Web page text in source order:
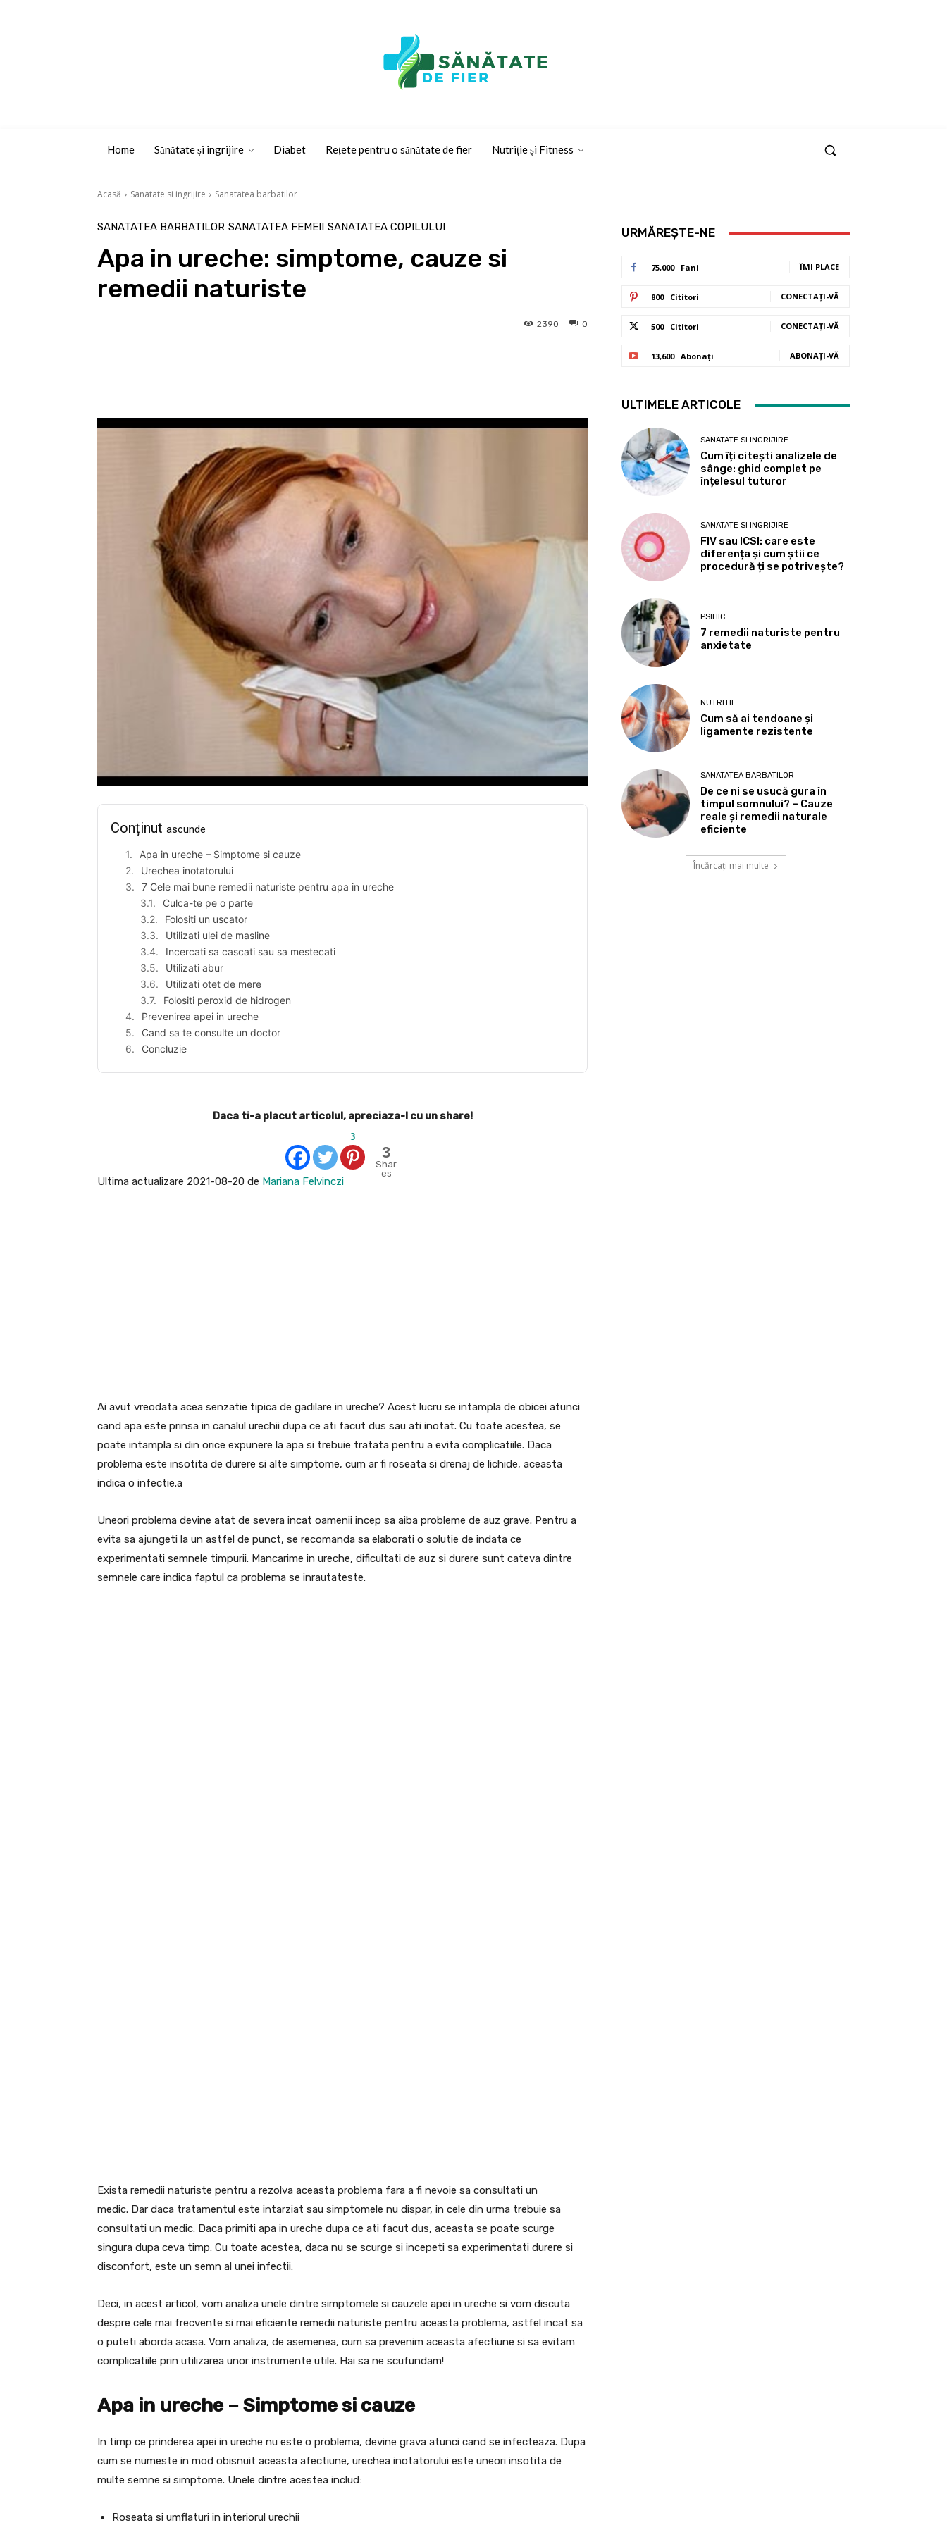
Home Sănătate și îngrijire Diabet Rețete pentru o sănătate de fier Nutriție și Fitness
Acasă Sanatate si ingrijire Sanatatea barbatilor
SANATATEA BARBATILOR SANATATEA FEMEII SANATATEA COPILULUI
Apa in ureche: simptome, cauze si
remedii naturiste
0
2390
Conținut ascunde
Apa in ureche – Simptome si cauze
Urechea inotatorului
7 Cele mai bune remedii naturiste pentru apa in ureche
Culca-te pe o parte
Folositi un uscator
Utilizati ulei de masline
Incercati sa cascati sau sa mestecati
Utilizati abur
Utilizati otet de mere
Folositi peroxid de hidrogen
Prevenirea apei in ureche
Cand sa te consulte un doctor
Concluzie
Daca ti-a placut articolul, apreciaza-l cu un share!
3
3
Shar
es
Ultima actualizare 2021-08-20 de Mariana Felvinczi
Ai avut vreodata acea senzatie tipica de gadilare in ureche? Acest lucru se intampla de obicei atunci
cand apa este prinsa in canalul urechii dupa ce ati facut dus sau ati inotat. Cu toate acestea, se
poate intampla si din orice expunere la apa si trebuie tratata pentru a evita complicatiile. Daca
problema este insotita de durere si alte simptome, cum ar fi roseata si drenaj de lichide, aceasta
indica o infectie.a
Uneori problema devine atat de severa incat oamenii incep sa aiba probleme de auz grave. Pentru a
evita sa ajungeti la un astfel de punct, se recomanda sa elaborati o solutie de indata ce
experimentati semnele timpurii. Mancarime in ureche, dificultati de auz si durere sunt cateva dintre
semnele care indica faptul ca problema se inrautateste.
Exista remedii naturiste pentru a rezolva aceasta problema fara a fi nevoie sa consultati un
medic. Dar daca tratamentul este intarziat sau simptomele nu dispar, in cele din urma trebuie sa
consultati un medic. Daca primiti apa in ureche dupa ce ati facut dus, aceasta se poate scurge
singura dupa ceva timp. Cu toate acestea, daca nu se scurge si incepeti sa experimentati durere si
disconfort, este un semn al unei infectii.
Deci, in acest articol, vom analiza unele dintre simptomele si cauzele apei in ureche si vom discuta
despre cele mai frecvente si mai eficiente remedii naturiste pentru aceasta problema, astfel incat sa
o puteti aborda acasa. Vom analiza, de asemenea, cum sa prevenim aceasta afectiune si sa evitam
complicatiile prin utilizarea unor instrumente utile. Hai sa ne scufundam!
Apa in ureche – Simptome si cauze
In timp ce prinderea apei in ureche nu este o problema, devine grava atunci cand se infecteaza. Dupa
cum se numeste in mod obisnuit aceasta afectiune, urechea inotatorului este uneori insotita de
multe semne si simptome. Unele dintre acestea includ:
Roseata si umflaturi in interiorul urechii
URMĂREȘTE-NE
75,000 Fani ÎMI PLACE
800 Cititori CONECTAȚI-VĂ
500 Cititori CONECTAȚI-VĂ
13,600 Abonați ABONAȚI-VĂ
ULTIMELE ARTICOLE
SANATATE SI INGRIJIRE
Cum îți citești analizele de
sânge: ghid complet pe
înțelesul tuturor
SANATATE SI INGRIJIRE
FIV sau ICSI: care este
diferența și cum știi ce
procedură ți se potrivește?
PSIHIC
7 remedii naturiste pentru
anxietate
NUTRITIE
Cum să ai tendoane şi
ligamente rezistente
SANATATEA BARBATILOR
De ce ni se usucă gura în
timpul somnului? – Cauze
reale și remedii naturale
eficiente
Încărcați mai multe